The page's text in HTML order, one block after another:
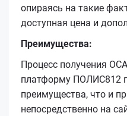
опираясь на такие
доступная цена и
Преимущества:
Процесс получения
платформу ПОЛИС812
преимущества, что и
непосредственно на